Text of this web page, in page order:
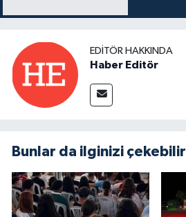
EDITÖR HAKKINDA
Haber Editör
Bunlar da ilginizi çekebilir